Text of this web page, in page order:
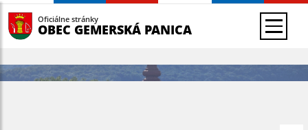
Oficiálne stránky
OBEC GEMERSKÁ PANICA